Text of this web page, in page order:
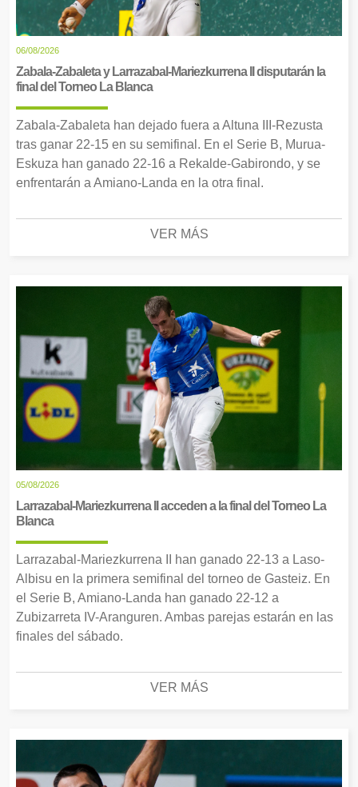
06/08/2026
Zabala-Zabaleta y Larrazabal-Mariezkurrena II disputarán la
final del Torneo La Blanca
Zabala-Zabaleta han dejado fuera a Altuna III-Rezusta
tras ganar 22-15 en su semifinal. En el Serie B, Murua-
Eskuza han ganado 22-16 a Rekalde-Gabirondo, y se
enfrentarán a Amiano-Landa en la otra final.
VER MÁS
05/08/2026
Larrazabal-Mariezkurrena II acceden a la final del Torneo La
Blanca
Larrazabal-Mariezkurrena II han ganado 22-13 a Laso-
Albisu en la primera semifinal del torneo de Gasteiz. En
el Serie B, Amiano-Landa han ganado 22-12 a
Zubizarreta IV-Aranguren. Ambas parejas estarán en las
finales del sábado.
VER MÁS